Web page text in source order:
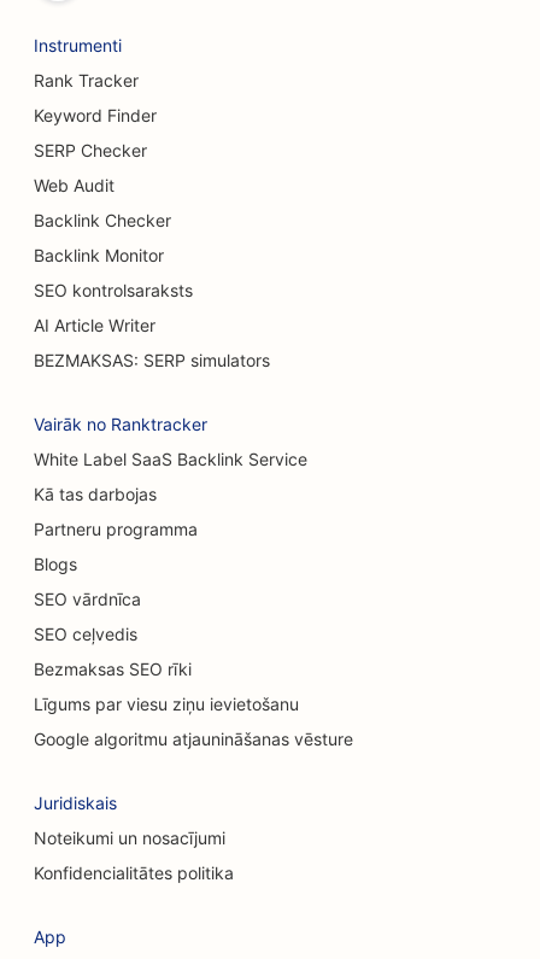
SEO bufetes restorāniem
SEO burgeru kravas automašīnām
SEO kafejnīcām
SEO kūku veikaliem
SEO optimizācija grila galdiem
SEO automobiļu mazgātuvēm
SEO automobiļu dīleriem
SEO tīrīšanas pakalpojumiem
SEO hiropraktiķiem
Ķīmiskā pīlinga pakalpojumu SEO
SEO galvaskausa ķirurgiem
SEO kafijas veikaliem
Instrumenti
Rank Tracker
Keyword Finder
SERP Checker
Web Audit
Backlink Checker
Backlink Monitor
SEO kontrolsaraksts
AI Article Writer
BEZMAKSAS: SERP simulators
Vairāk no Ranktracker
White Label SaaS Backlink Service
Kā tas darbojas
Partneru programma
Blogs
SEO vārdnīca
SEO ceļvedis
Bezmaksas SEO rīki
Līgums par viesu ziņu ievietošanu
Google algoritmu atjaunināšanas vēsture
Juridiskais
Noteikumi un nosacījumi
Konfidencialitātes politika
App